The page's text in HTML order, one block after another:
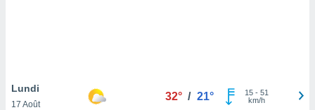
notre
Lundi
17 Août
32° / 21° 15- 51
km/h